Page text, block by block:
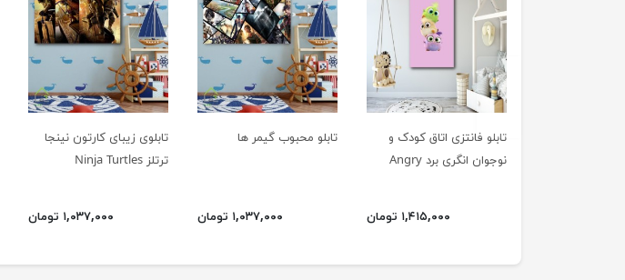
تابلو فانتزی اتاق کودک و
نوجوان انگری برد Angry
۱,۴۱۵,۰۰۰ تومان
تابلو محبوب گیمر ها
۱,۰۳۷,۰۰۰ تومان
تابلوی زیبای کارتون نینجا
ترتلز Ninja Turtles
۱,۰۳۷,۰۰۰ تومان
previus